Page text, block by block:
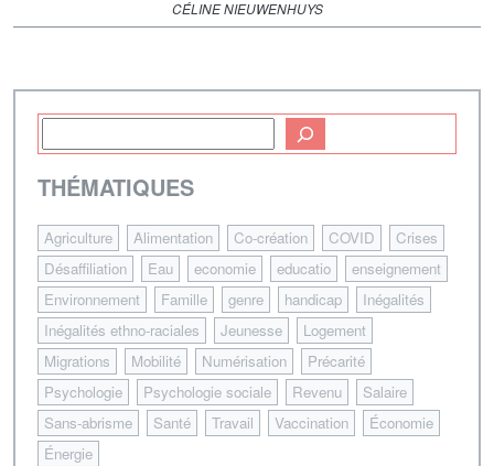
CÉLINE NIEUWENHUYS
THÉMATIQUES
Agriculture Alimentation Co-création COVID
Crises
Désaffiliation
Eau economie educatio
enseignement
Environnement
Famille genre handicap
Inégalités
Inégalités ethno-raciales
Jeunesse
Logement
Migrations
Mobilité Numérisation
Précarité
Psychologie
Psychologie sociale Revenu
Salaire
Sans-abrisme
Santé Travail Vaccination
Économie
Énergie